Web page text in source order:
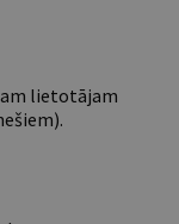
lietotājam